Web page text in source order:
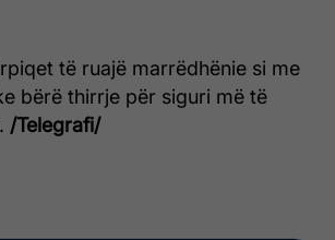
të ruajë marrëdhënie si me
bërë thirrje për siguri më të
/Telegrafi/